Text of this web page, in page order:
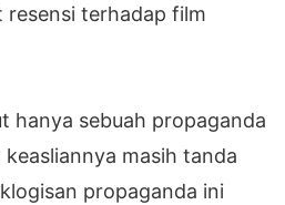
resensi terhadap film
hanya sebuah propaganda
masih tanda
propaganda ini